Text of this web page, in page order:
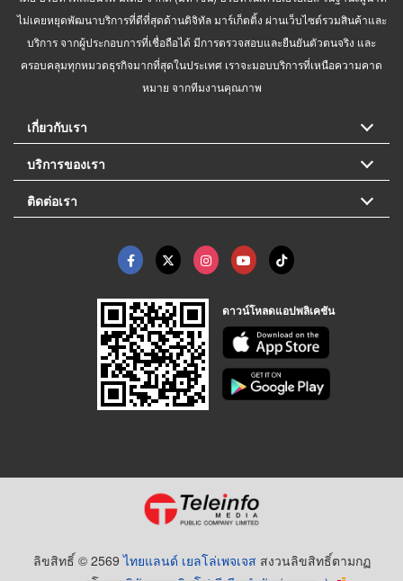
ไม่เคยหยุดพัฒนาบริการที่ดีที่สุดด้านดิจิทัล มาร์เก็ตติ้ง ผ่านเว็บไซต์รวมสินค้าและ
บริการ จากผู้ประกอบการที่เชื่อถือได้ มีการตรวจสอบและยืนยันตัวตนจริง และ
ครอบคลุมทุกหมวดธุรกิจมากที่สุดในประเทศ เราจะมอบบริการที่เหนือความคาด
หมาย จากทีมงานคุณภาพ
เกี่ยวกับเรา
บริการของเรา
ติดต่อเรา
ดาวน์โหลดแอปพลิเคชัน
ลิขสิทธิ์ © 2569ไทยแลนด์ เยลโล่เพจเจส สงวนลิขสิทธิ์ตามกฏ